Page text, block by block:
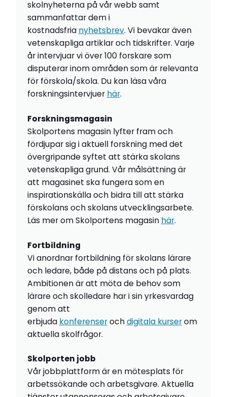
skolnyheterna på vår webb samt
sammanfattar dem i
kostnadsfria nyhetsbrev. Vi bevakar även
vetenskapliga artiklar och tidskrifter. Varje
år intervjuar vi över 100 forskare som
disputerar inom områden som är relevanta
för förskola/skola. Du kan läsa våra
forskningsintervjuer här.
Forskningsmagasin
Skolportens magasin lyfter fram och
fördjupar sig i aktuell forskning med det
övergripande syftet att stärka skolans
vetenskapliga grund. Vår målsättning är
att magasinet ska fungera som en
inspirationskälla och bidra till att stärka
förskolans och skolans utvecklingsarbete.
Läs mer om Skolportens magasin här.
Fortbildning
Vi anordnar fortbildning för skolans lärare
och ledare, både på distans och på plats.
Ambitionen är att möta de behov som
lärare och skolledare har i sin yrkesvardag
genom att
erbjuda konferenserochdigitala kurserom
aktuella skolfrågor.
Skolporten jobb
Vår jobbplattform är en mötesplats för
arbetssökande och arbetsgivare. Aktuella